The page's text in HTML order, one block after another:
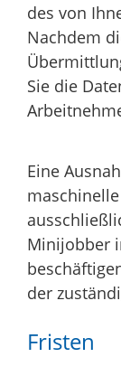
des von
Nachdem
Sie die
Eine
a
Minijobber
der
Fristen